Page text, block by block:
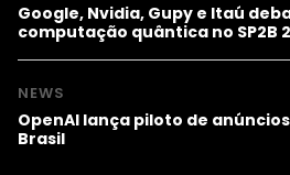
Google, Nvidia, Gupy e Itaú
computação quântica no SP2B
NEWS
OpenAI lança piloto de
Brasil